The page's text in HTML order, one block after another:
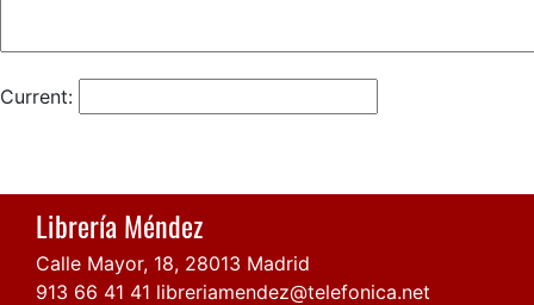
Current:
Librería Méndez
Calle Mayor, 18, 28013 Madrid
913 66 41 41 libreriamendez@telefonica.net